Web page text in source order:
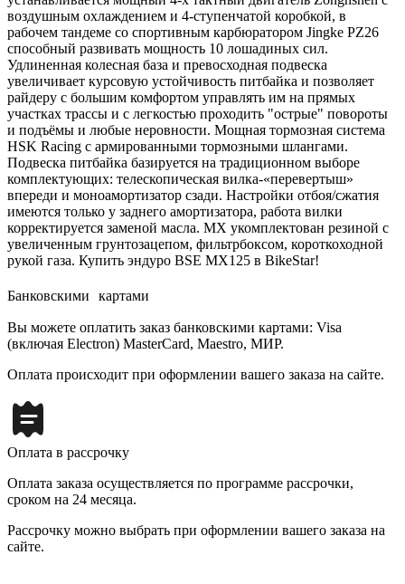
воздушным охлаждением и 4-ступенчатой коробкой, в
рабочем тандеме со спортивным карбюратором Jingke PZ26
способный развивать мощность 10 лошадиных сил.
Удлиненная колесная база и превосходная подвеска
увеличивает курсовую устойчивость питбайка и позволяет
райдеру с большим комфортом управлять им на прямых
участках трассы и с легкостью проходить "острые" повороты
и подъёмы и любые неровности. Мощная тормозная система
HSK Racing c армированными тормозными шлангами.
Подвеска питбайка базируется на традиционном выборе
комплектующих: телескопическая вилка-«перевертыш»
впереди и моноамортизатор сзади. Настройки отбоя/сжатия
имеются только у заднего амортизатора, работа вилки
корректируется заменой масла. MX укомплектован резиной с
увеличенным грунтозацепом, фильтрбоксом, короткоходной
рукой газа. Купить эндуро BSE MX125 в BikeStar!
Банковскими картами
Вы можете оплатить заказ банковскими картами: Visa
(включая Electron) MasterCard, Maestro, МИР.
Оплата происходит при оформлении вашего заказа на сайте.
Оплата в рассрочку
Оплата заказа осуществляется по программе рассрочки,
сроком на 24 месяца.
Рассрочку можно выбрать при оформлении вашего заказа на
сайте.